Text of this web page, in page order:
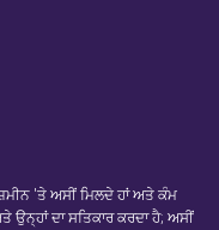
'ਤੇ ਅਸੀਂ ਮਿਲਦੇ ਹਾਂ ਅਤੇ ਕੰਮ
ਉਨ੍ਹਾਂ ਦਾ ਸਤਿਕਾਰ ਕਰਦਾ ਹੈ; ਅਸੀਂ